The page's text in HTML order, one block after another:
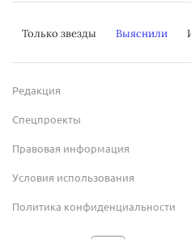
Только звезды Выяснили
Редакция
Спецпроекты
Правовая информация
Условия использования
Политика конфиденциальности